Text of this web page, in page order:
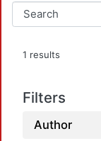
1 results
Filters
Author